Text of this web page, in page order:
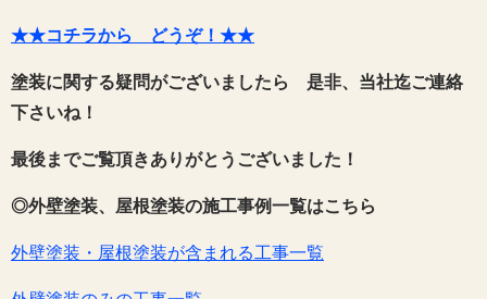
★★コチラから どうぞ！★★
塗装に関する疑問がございましたら 是非、当社迄ご連絡
下さいね！
最後までご覧頂きありがとうございました！
◎外壁塗装、屋根塗装の施工事例一覧はこちら
外壁塗装・屋根塗装が含まれる工事一覧